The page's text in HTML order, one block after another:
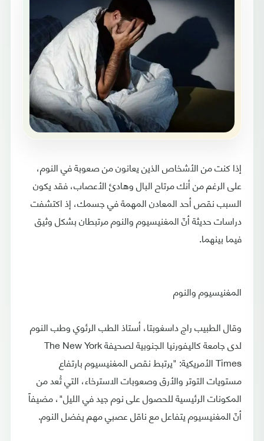
إذا كنت من الأشخاص الذين يعانون من صعوبة في النوم،
على الرغم من أنك مرتاح البال وهادئ الأعصاب، فقد يكون
السبب نقص أحد المعادن المهمة في جسمك، إذ اكتشفت
دراسات حديثة أنّ المغنيسيوم والنوم مرتبطان بشكل وثيق
فيما بينهما.
المغنيسيوم والنوم
وقال الطبيب راج داسغوبتا، أستاذ الطب الرئوي وطب النوم
لدى جامعة كاليفورنيا الجنوبية لصحيفة The New York
Times الأمريكية: "يرتبط نقص المغنيسيوم بارتفاع
مستويات التوتر والأرق وصعوبات الاسترخاء، التي تُعد من
المكونات الرئيسية للحصول على نوم جيد في الليل"، مضيفاً
أنّ المغنيسيوم يتفاعل مع ناقل عصبي مهم يفضل النوم.